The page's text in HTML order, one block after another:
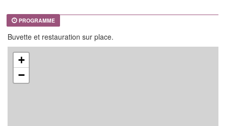
PROGRAMME
Buvette et restauration sur place.
+
−